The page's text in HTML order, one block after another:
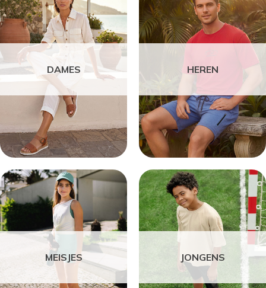
DAMES HEREN
MEISJES JONGENS